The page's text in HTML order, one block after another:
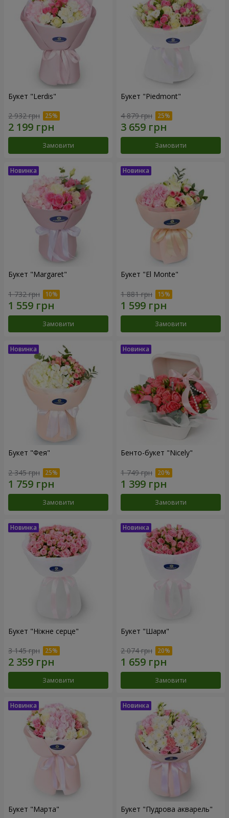
Букет "Lerdis"
2 932 грн
Замовити
Букет "Piedmont"
4 879 грн
Замовити
Букет "Margaret"
1 732 грн
Замовити
Букет "El Monte"
1 881 грн
Замовити
Букет "Фея"
2 345 грн
Замовити
Бенто-букет "Nicely"
1 749 грн
Замовити
Букет "Ніжне серце"
3 145 грн
Замовити
Букет "Шарм"
2 074 грн
Замовити
Букет "Марта" Букет "Пудрова акварель"